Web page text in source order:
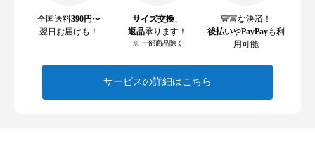
全国送料390円〜
翌日お届けも！
サイズ交換
返品承ります！
※ 一部商品除く
豊富な決済！
後払いやPayPayも利
用可能
サービスの詳細はこちら